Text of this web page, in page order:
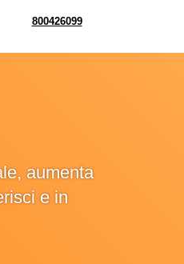
800426099
aumenta
e in